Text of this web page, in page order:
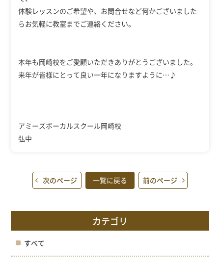
体験レッスンのご希望や、お問合せなど何かございました
らお気軽に教室までご連絡ください。
本年も岡崎校をご愛顧いただきありがとうございました。
来年が皆様にとって良い一年になりますように…♪
アミーズボーカルスクール岡崎校
弘中
次のページ 一覧に戻る 前のページ
カテゴリ
すべて